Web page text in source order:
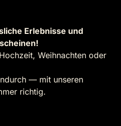
Erlebnisse und
Weihnachten oder
— mit unseren
richtig.